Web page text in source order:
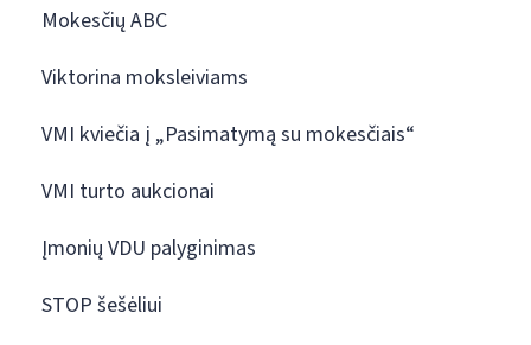
Mokesčių ABC
Viktorina moksleiviams
VMI kviečia į „Pasimatymą su mokesčiais“
VMI turto aukcionai
Įmonių VDU palyginimas
STOP šešėliui